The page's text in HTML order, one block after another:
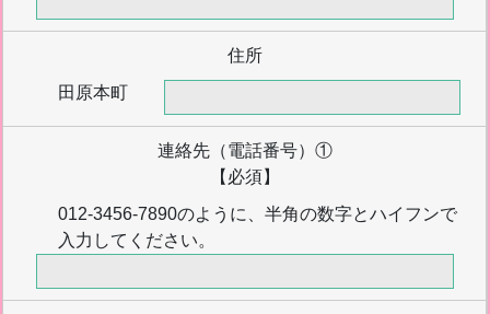
住所
田原本町
連絡先（電話番号）①
【必須】
012-3456-7890のように、半角の数字とハイフンで
入力してください。